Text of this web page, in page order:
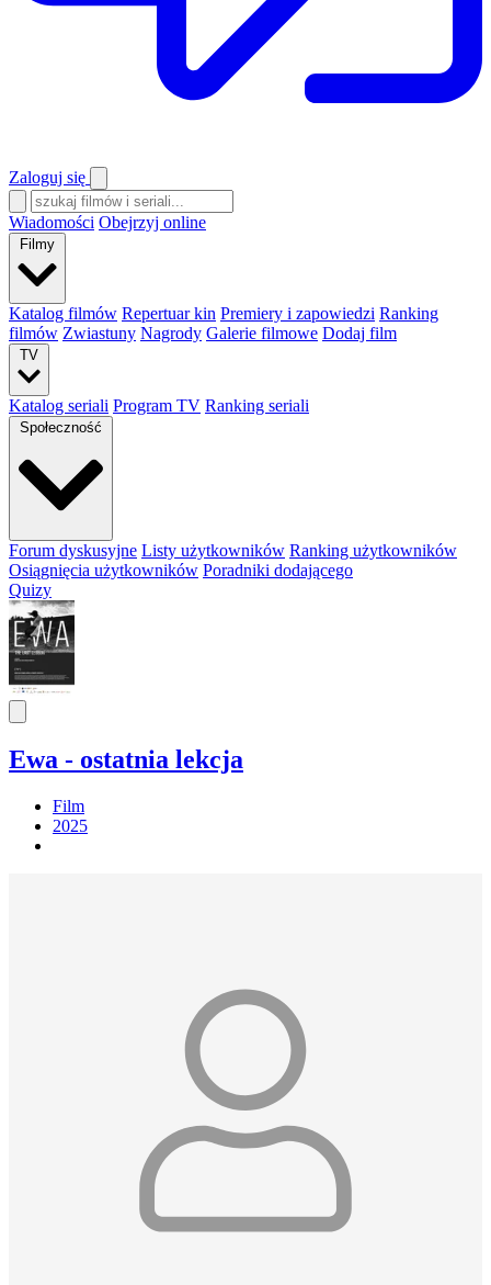
Zaloguj się
Wiadomości Obejrzyj online
Filmy
Katalog filmów Repertuar kin Premiery i zapowiedzi Ranking
filmów Zwiastuny Nagrody Galerie filmowe Dodaj film
TV
Katalog seriali Program TV Ranking seriali
Społeczność
Forum dyskusyjne Listy użytkowników Ranking użytkowników
Osiągnięcia użytkowników Poradniki dodającego
Quizy
Ewa - ostatnia lekcja
Film
2025